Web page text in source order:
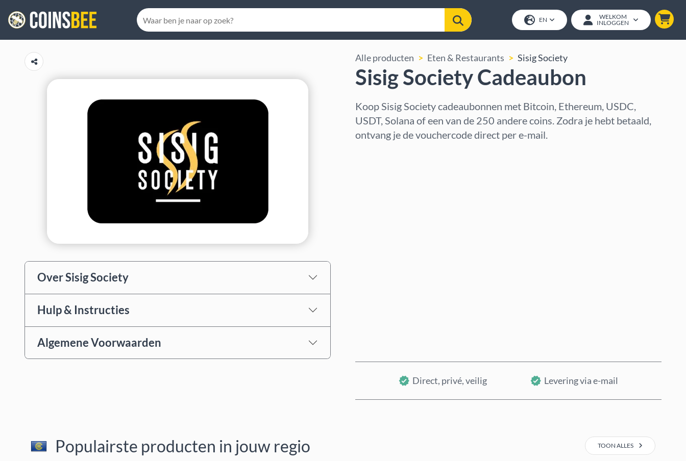
EN
WELKOM
INLOGGEN
Over Sisig Society
Hulp & Instructies
Algemene Voorwaarden
Alle producten Eten & Restaurants Sisig Society
Sisig Society Cadeaubon
Koop Sisig Society cadeaubonnen met Bitcoin, Ethereum, USDC,
USDT, Solana of een van de 250 andere coins. Zodra je hebt betaald,
ontvang je de vouchercode direct per e-mail.
Direct, privé, veilig Levering via e-mail
Populairste producten in jouw regio TOON ALLES